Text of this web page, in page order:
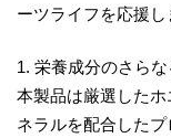
ーツライフを応援し
1. 栄養成分のさら
本製品は厳選した
ネラルを配合した